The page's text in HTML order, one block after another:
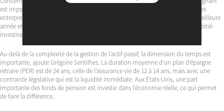
est importante, souligne Claire Chabrier. La Covid-19 a changé l’état d’esprit des
entrepreneurs qui n’avaient pas forcément ouvert leur capital. 2022 a été la meilleure
année en termes de nombre de sociétés accompagnées par les acteurs du capital-
investissement.
Au-delà de la complexité de la gestion de l’actif-passif, la dimension du temps est
importante, ajoute Grégoire Sentilhes. La duration moyenne d’un plan d’épargne
retraire (PER) est de 24 ans, celle de l’assurance vie de 12 à 14 ans, mais avec une
contrainte législative qui est la liquidité immédiate. Aux États-Unis, une part
importante des fonds de pension est investie dans l’économie réelle, ce qui permet
de faire la différence.